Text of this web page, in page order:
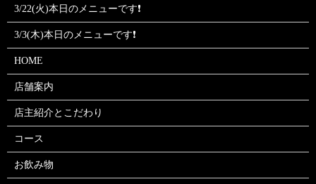
3/22(火)本日のメニューです❗
3/3(木)本日のメニューです❗
HOME
店舗案内
店主紹介とこだわり
コース
お飲み物